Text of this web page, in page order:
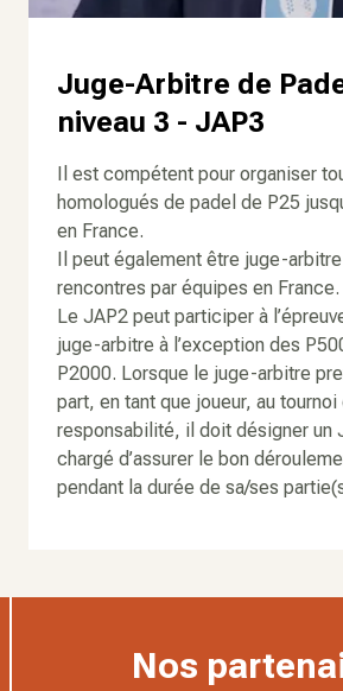
Juge-Arbitre de
niveau 3 - JAP3
Il est compétent pour organiser
homologués de padel de P25
en France.
Il peut également être juge-
rencontres par équipes en France.
Le JAP2 peut participer à
juge-arbitre à l’exception des
P2000. Lorsque le juge-arbitre
part, en tant que joueur, au
responsabilité, il doit désigner un
chargé d’assurer le bon
pendant la durée de sa/ses
Nos